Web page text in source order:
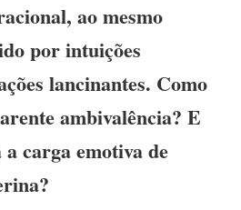
ao mesmo
por intuições
lancinantes. Como
ambivalência? E
a carga emotiva de